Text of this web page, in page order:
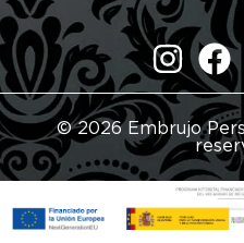
© 2026 Embrujo